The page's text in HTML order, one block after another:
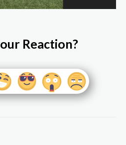
Reaction?